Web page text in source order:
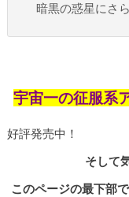
暗黒の惑星にさ
宇宙一の征服系
好評発売中！
そして
このページの最下部